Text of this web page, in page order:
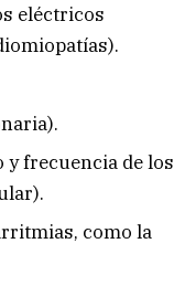
eléctricos
frecuencia de los
como la